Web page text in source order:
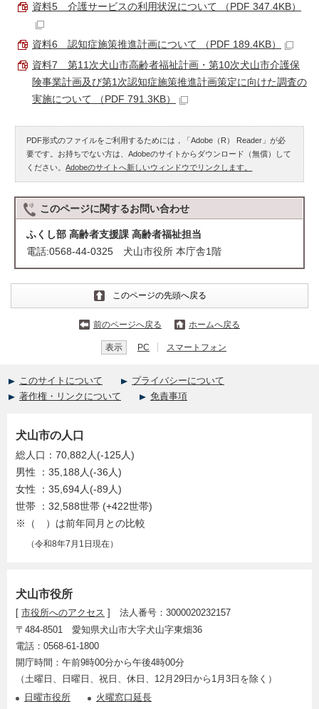
資料5 介護サービスの利用状況について （PDF 347.4KB）
資料6 認知症施策推進計画について （PDF 189.4KB）
資料7 第11次犬山市高齢者福祉計画・第10次犬山市介護保
険事業計画及び第1次認知症施策推進計画策定に向けた調査の
実施について （PDF 791.3KB）
PDF形式のファイルをご利用するためには，「Adobe（R） Reader」が必
要です。お持ちでない方は、Adobeのサイトからダウンロード（無償）して
ください。Adobeのサイトへ新しいウィンドウでリンクします。
このページに関するお問い合わせ
ふくし部 高齢者支援課 高齢者福祉担当
電話:0568-44-0325 犬山市役所 本庁舎1階
このページの先頭へ戻る
前のページへ戻る ホームへ戻る
表示 PC スマートフォン
このサイトについて
プライバシーについて
著作権・リンクについて
免責事項
犬山市役所
[ 市役所へのアクセス ] 法人番号：3000020232157
〒484-8501 愛知県犬山市大字犬山字東畑36
電話：0568-61-1800
開庁時間：午前9時00分から午後4時00分
（土曜日、日曜日、祝日、休日、12月29日から1月3日を除く）
日曜市役所
火曜窓口延長
犬山市の人口
総人口：70,882人(-125人)
男性 ：35,188人(-36人)
女性 ：35,694人(-89人)
世帯 ：32,588世帯 (+422世帯)
※（ ）は前年同月との比較
（令和8年7月1日現在）